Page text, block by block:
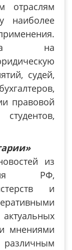
отраслям
наиболее
на
судей,
правовой
из
РФ,
и
мнениями
различным